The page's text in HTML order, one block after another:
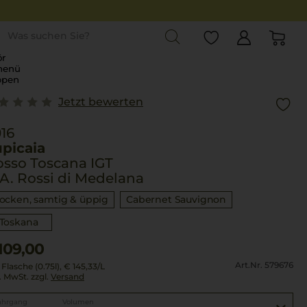
Jetzt bewerten
Toscana IGT
Rossi di Medelana
samtig & üppig
Cabernet Sauvignon
Toskana
(0.75l), € 145,33/L
MwSt. zzgl. Versand
Art.Nr. 579676